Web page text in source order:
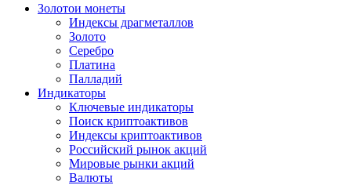
Золотои монеты
Индексы драгметаллов
Золото
Серебро
Платина
Палладий
Индикаторы
Ключевые индикаторы
Поиск криптоактивов
Индексы криптоактивов
Российский рынок акций
Мировые рынки акций
Валюты